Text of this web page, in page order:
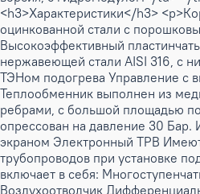
<h3>Характеристики</h3>
оцинкованной стали с
Высокоэффективный
нержавеющей стали AISI 316, с
ТЭНом подогрева Управление с
Теплообменник выполнен из
ребрами, с большой площадью
опрессован на давление 30 Бар.
экраном Электронный ТРВ
трубопроводов при установке
включает в себя:
Воздухоотводчик